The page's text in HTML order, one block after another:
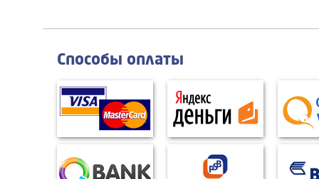
Способы оплаты